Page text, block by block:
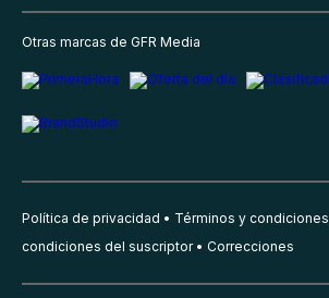
Otras marcas de GFR Media
Política de privacidad Términos y condiciones
condiciones del suscriptor
Correcciones